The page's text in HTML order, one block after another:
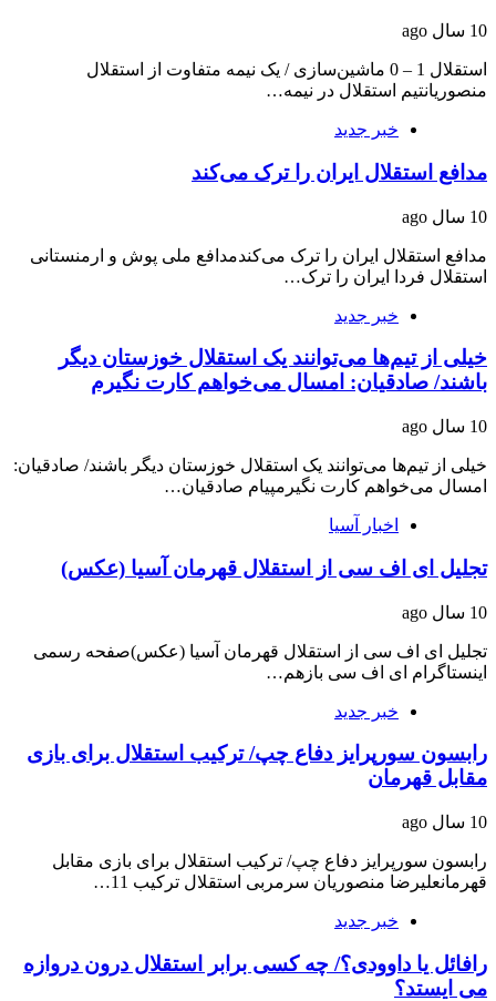
10 سال ago
استقلال 1 – 0 ماشین‌سازی / یک نیمه متفاوت از استقلال
منصوریانتیم استقلال در نیمه…
خبر جدید
مدافع استقلال ایران را ترک می‌کند
10 سال ago
مدافع استقلال ایران را ترک می‌کندمدافع ملی پوش و ارمنستانی
استقلال فردا ایران را ترک…
خبر جدید
خیلی از تیم‌ها می‌توانند یک استقلال خوزستان دیگر
باشند/ صادقیان:‌ امسال می‌خواهم کارت نگیرم
10 سال ago
خیلی از تیم‌ها می‌توانند یک استقلال خوزستان دیگر باشند/ صادقیان:‌
امسال می‌خواهم کارت نگیرمپیام صادقیان…
اخبار آسیا
تجلیل ای اف سی از استقلال قهرمان آسیا (عکس)
10 سال ago
تجلیل ای اف سی از استقلال قهرمان آسیا (عکس)صفحه رسمی
اینستاگرام ای اف سی بازهم…
خبر جدید
رابسون سورپرایز دفاع چپ/ ترکیب استقلال برای بازی
مقابل قهرمان
10 سال ago
رابسون سورپرایز دفاع چپ/ ترکیب استقلال برای بازی مقابل
قهرمانعلیرضا منصوریان سرمربی استقلال ترکیب 11…
خبر جدید
رافائل یا داوودی؟/ چه کسی برابر استقلال درون دروازه
می ایستد؟